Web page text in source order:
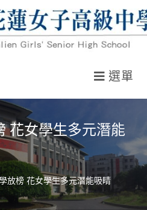
選單
花女學生多元潛能
放榜 花女學生多元潛能吸睛